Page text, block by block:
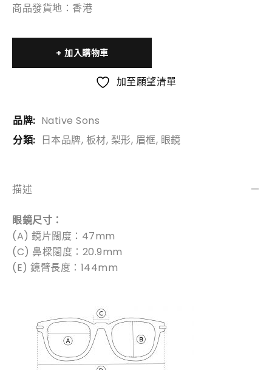
商品發貨地：香港
加入購物車
加至願望清單
品牌: Native Sons
分類: 日本品牌, 板材, 梨形, 眉框, 眼鏡
描述
眼鏡尺寸：
(A) 鏡片闊度：47mm
(C) 鼻樑闊度：20.9mm
(E) 鏡臂長度：144mm